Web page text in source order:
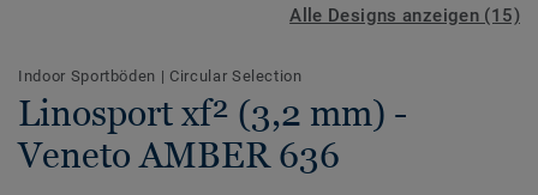
Alle Designs anzeigen (15)
Indoor Sportböden | Circular Selection
Linosport xf² (3,2 mm) -
Veneto AMBER 636